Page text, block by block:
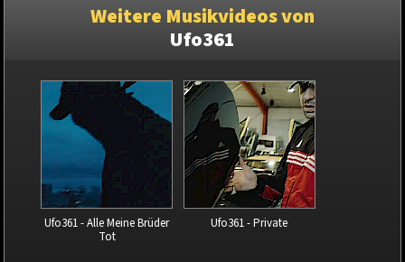
Weitere Musikvideos von
Ufo361
Ufo361 - Alle Meine Brüder
Tot
Ufo361 - Private